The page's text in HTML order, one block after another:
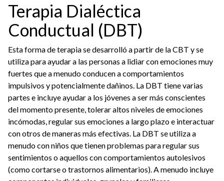
Terapia Dialéctica
Conductual (DBT)
Esta forma de terapia se desarrolló a partir de la CBT y se
utiliza para ayudar a las personas a lidiar con emociones muy
fuertes que a menudo conducen a comportamientos
impulsivos y potencialmente dañinos. La DBT tiene varias
partes e incluye ayudar a los jóvenes a ser más conscientes
del momento presente, tolerar altos niveles de emociones
incómodas, regular sus emociones a largo plazo e interactuar
con otros de maneras más efectivas. La DBT se utiliza a
menudo con niños que tienen problemas para regular sus
sentimientos o aquellos con comportamientos autolesivos
(como cortarse o trastornos alimentarios). A menudo incluye